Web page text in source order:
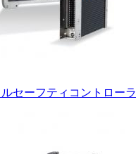
セーフティコントローラ